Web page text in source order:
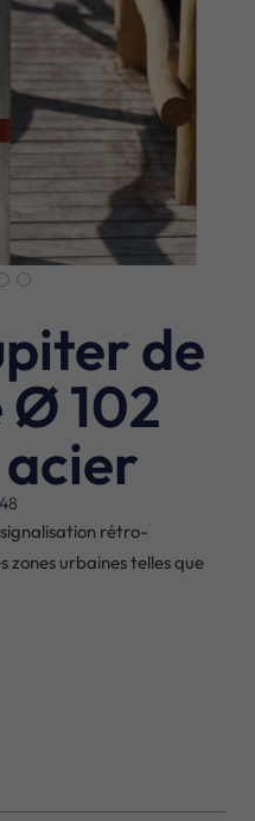
de
102
rétro-
zones urbaines telles que